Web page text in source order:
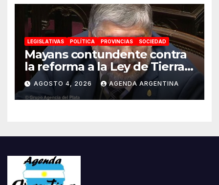
LEGISLATIVAS POLÍTICA PROVINCIAS SOCIEDAD
Mayans contundente contra
la reforma a la Ley de Tierras:
«Esta ley vende el país»
AGOSTO 4, 2026 AGENDA ARGENTINA